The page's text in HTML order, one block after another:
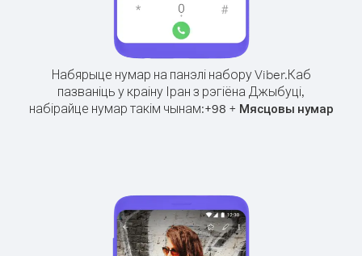
Набярыце нумар на панэлі набору Viber.Каб
пазваніць у краіну Іран з рэгіёна Джыбуці,
набірайце нумар такім чынам:+98 + Мясцовы нумар